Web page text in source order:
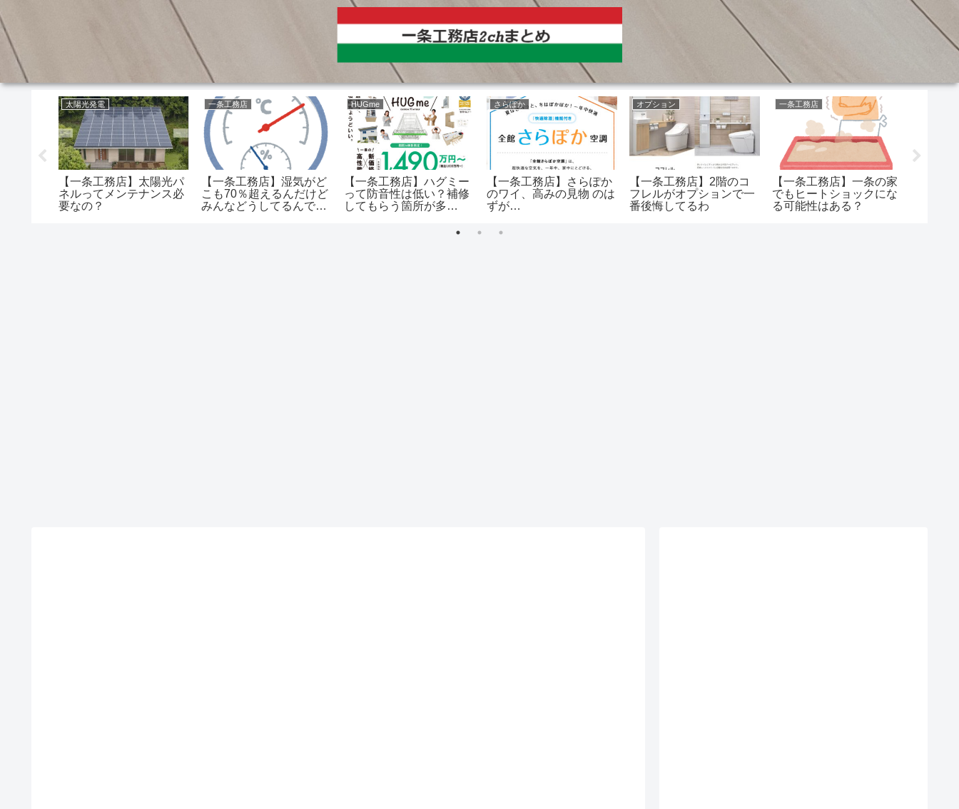
太陽光発電
【一条工務店】太陽光パ
ネルってメンテナンス必
要なの？
一条工務店
【一条工務店】湿気がど
こも70％超えるんだけど
みんなどうしてるんです
HUGme
【一条工務店】ハグミー
って防音性は低い？補修
してもらう箇所が多
さらぽか
【一条工務店】さらぽか
のワイ、高みの見物 のは
ずが…
オプション
【一条工務店】2階のコ
フレルがオプションで一
番後悔してるわ
一条工務店
【一条工務店】一条の家
でもヒートショックにな
る可能性はある？